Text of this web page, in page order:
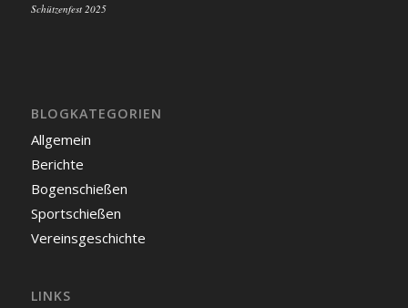
Schützenfest 2025
BLOGKATEGORIEN
Allgemein
Berichte
Bogenschießen
Sportschießen
Vereinsgeschichte
LINKS